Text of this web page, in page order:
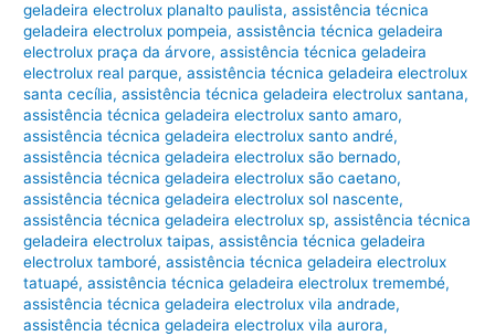
geladeira electrolux planalto paulista,assistência técnica
geladeira electrolux pompeia,assistência técnica geladeira
electrolux praça da árvore,assistência técnica geladeira
electrolux real parque,assistência técnica geladeira electrolux
santa cecília,assistência técnica geladeira electrolux santana,
assistência técnica geladeira electrolux santo amaro,
assistência técnica geladeira electrolux santo andré,
assistência técnica geladeira electrolux são bernado,
assistência técnica geladeira electrolux são caetano,
assistência técnica geladeira electrolux sol nascente,
assistência técnica geladeira electrolux sp,assistência técnica
geladeira electrolux taipas,assistência técnica geladeira
electrolux tamboré,assistência técnica geladeira electrolux
tatuapé,assistência técnica geladeira electrolux tremembé,
assistência técnica geladeira electrolux vila andrade,
assistência técnica geladeira electrolux vila aurora,